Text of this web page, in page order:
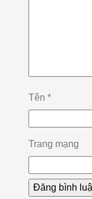
Tên *
Trang mạng